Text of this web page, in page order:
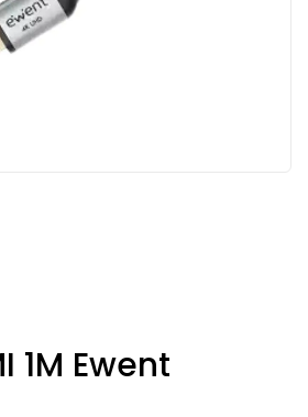
1M Ewent